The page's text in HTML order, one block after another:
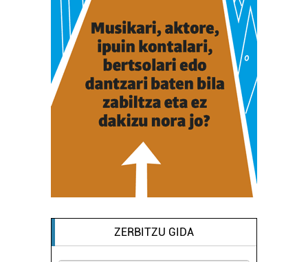
ZERBITZU GIDA